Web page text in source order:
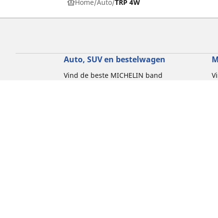
Home Auto TRP 4W
Auto, SUV en bestelwagen
Vind de beste MICHELIN band